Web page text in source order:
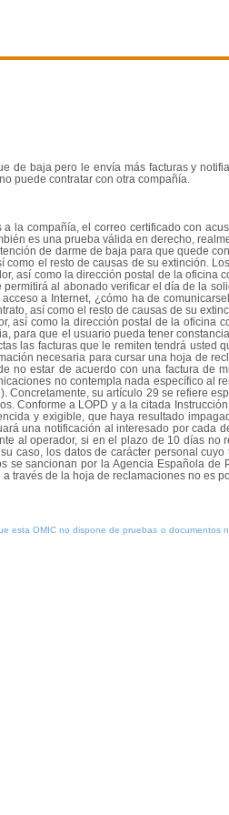
baja pero le envía más facturas y
puede contratar con otra compañía.
la compañía, el correo certificado con
es una prueba válida en derecho,
de darme de baja para que quede
el resto de causas de su extinción.
así como la dirección postal de la oficina
al abonado verificar el día de la
a Internet, ¿cómo ha de
así como el resto de causas de su
así como la dirección postal de la oficina
para que el usuario pueda tener
las facturas que le remiten tendrá usted
necesaria para cursar una hoja de
no estar de acuerdo con una factura de
no contempla nada específico al
su artículo 29 se refiere
Conforme a LOPD y a la citada
y exigible, que haya resultado
una notificación al interesado por cada
al operador, si en el plazo de 10 días no
caso, los datos de carácter personal
se sancionan por la Agencia Española de
través de la hoja de reclamaciones no es
esta OMIC no dispone de pruebas o documentos